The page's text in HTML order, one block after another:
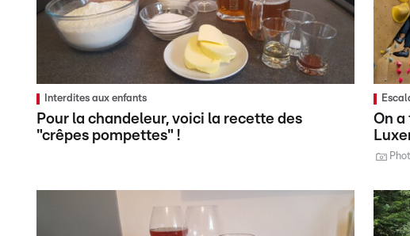
Interdites aux enfants
Pour la chandeleur, voici la recette des
"crêpes pompettes" !
On a